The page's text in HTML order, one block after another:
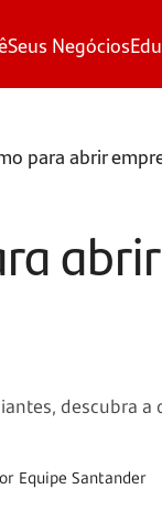
Seus Negócios
para abrir
descubra
Equipe Santander